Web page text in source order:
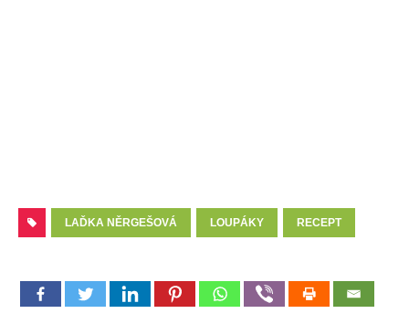
LAĎKA NĚRGEŠOVÁ LOUPÁKY RECEPT